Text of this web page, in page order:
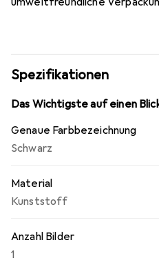
Spezifikationen
Das Wichtigste auf einen
Genaue Farbbezeichnung
Schwarz
Material
Kunststoff
Anzahl Bilder
1